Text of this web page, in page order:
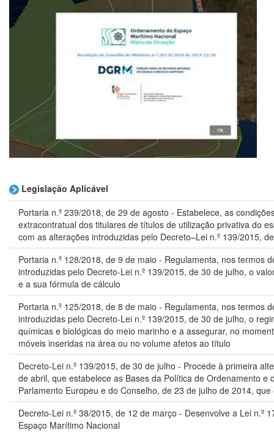
Legislação Aplicável
Portaria n.º 239/2018, de 29 de agosto - Estabelece, as
extracontratual dos titulares de títulos de utilização privativa do
com as alterações introduzidas pelo Decreto–Lei n.º 139/2015,
Portaria n.º 128/2018, de 9 de maio - Regulamenta, nos termos
introduzidas pelo Decreto-Lei n.º 139/2015, de 30 de julho, o
e a sua fórmula de cálculo
Portaria n.º 125/2018, de 8 de maio - Regulamenta, nos termos
introduzidas pelo Decreto-Lei n.º 139/2015, de 30 de julho, o
químicas e biológicas do meio marinho e a assegurar, no
móveis inseridas na área ou no volume afetos ao título
Decreto-Lei n.º 139/2015, de 30 de julho - Procede à primeira
de abril, que estabelece as Bases da Política de Ordenamento
Parlamento Europeu e do Conselho, de 23 de julho de 2014,
Decreto-Lei n.º 38/2015, de 12 de março - Desenvolve a Lei n.º
Espaço Marítimo Nacional